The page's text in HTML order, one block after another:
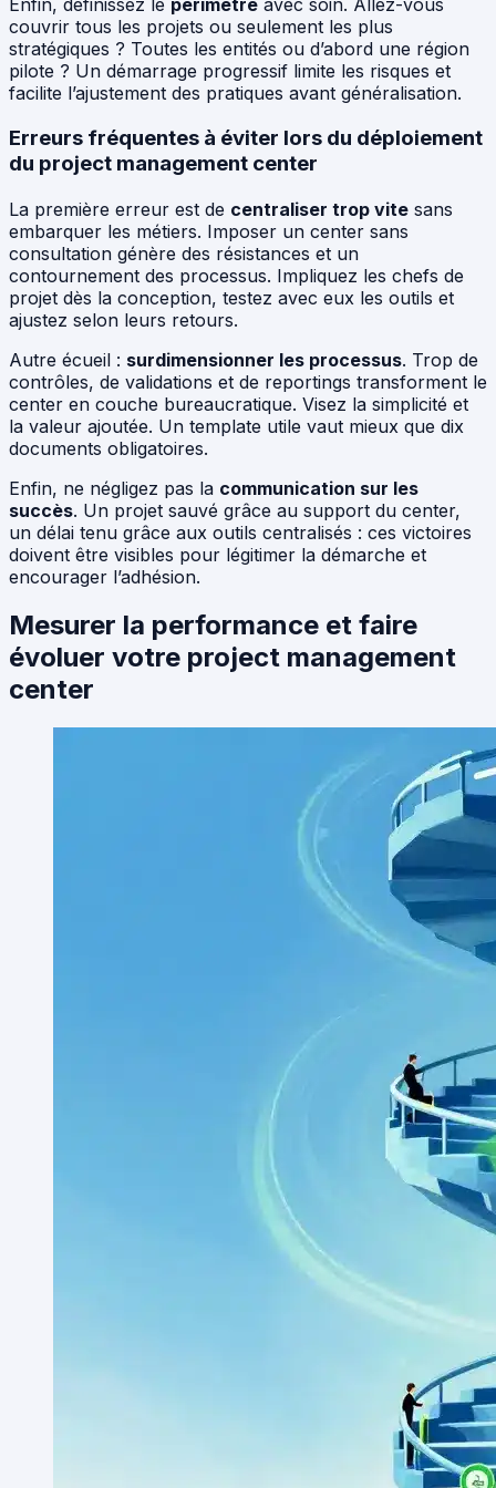
couvrir tous les projets ou seulement les plus
stratégiques ? Toutes les entités ou d’abord une région
pilote ? Un démarrage progressif limite les risques et
facilite l’ajustement des pratiques avant généralisation.
Erreurs fréquentes à éviter lors du déploiement
du project management center
La première erreur est de centraliser trop vite sans
embarquer les métiers. Imposer un center sans
consultation génère des résistances et un
contournement des processus. Impliquez les chefs de
projet dès la conception, testez avec eux les outils et
ajustez selon leurs retours.
Autre écueil : surdimensionner les processus. Trop de
contrôles, de validations et de reportings transforment le
center en couche bureaucratique. Visez la simplicité et
la valeur ajoutée. Un template utile vaut mieux que dix
documents obligatoires.
Enfin, ne négligez pas la communication sur les
succès. Un projet sauvé grâce au support du center,
un délai tenu grâce aux outils centralisés : ces victoires
doivent être visibles pour légitimer la démarche et
encourager l’adhésion.
Mesurer la performance et faire
évoluer votre project management
center